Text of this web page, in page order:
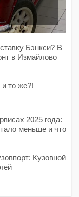
Бэнкси? В
в Измайлово
то же?!
2025 года:
меньше и что
Кузовной